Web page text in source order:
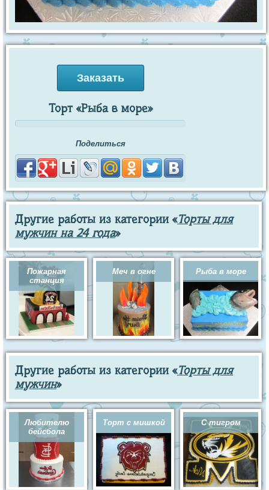
Заказать
Торт «Рыба в море»
Поделиться
Другие работы из категории «Торты для
мужчин на 24 года»
Пожарная
станция
Меч в огне Рыба в море
Другие работы из категории «Торты для
мужчин»
Любителю
бейсбола
Торт с мишкой С тигром